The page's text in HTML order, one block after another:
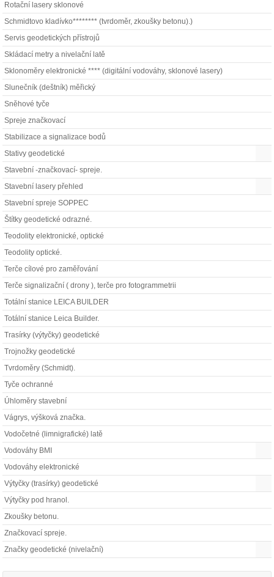
Rotační lasery sklonové
Schmidtovo kladívko******** (tvrdoměr, zkoušky betonu).)
Servis geodetických přístrojů
Skládací metry a nivelační latě
Sklonoměry elektronické **** (digitální vodováhy, sklonové lasery)
Slunečník (deštník) měřický
Sněhové tyče
Spreje značkovací
Stabilizace a signalizace bodů
Stativy geodetické
Stavební -značkovací- spreje.
Stavební lasery přehled
Stavební spreje SOPPEC
Štítky geodetické odrazné.
Teodolity elektronické, optické
Teodolity optické.
Terče cílové pro zaměřování
Terče signalizační ( drony ), terče pro fotogrammetrii
Totální stanice LEICA BUILDER
Totální stanice Leica Builder.
Trasírky (výtyčky) geodetické
Trojnožky geodetické
Tvrdoměry (Schmidt).
Tyče ochranné
Úhloměry stavební
Vágrys, výšková značka.
Vodočetné (limnigrafické) latě
Vodováhy BMI
Vodováhy elektronické
Výtyčky (trasírky) geodetické
Výtyčky pod hranol.
Zkoušky betonu.
Značkovací spreje.
Značky geodetické (nivelační)